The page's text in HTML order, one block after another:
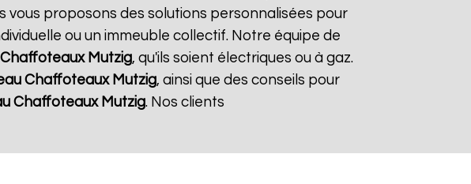
proposons des solutions personnalisées pour
ou un immeuble collectif. Notre équipe de
Mutzig, qu'ils soient électriques ou à gaz.
Chaffoteaux Mutzig, ainsi que des conseils pour
Chaffoteaux Mutzig. Nos clients